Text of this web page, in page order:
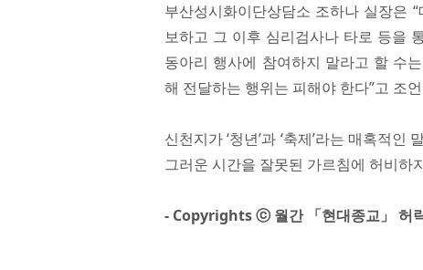
부산성시화이단상담소 조하나 실장은
보하고 그 이후 심리검사나 타로 등을
동아리 행사에 참여하지 말라고 할 수
해 전달하는 행위는 피해야 한다”고 조
신천지가 ‘청년’과 ‘축제’라는 매혹적
그러운 시간을 잘못된 가르침에 허비하
- Copyrights ⓒ 월간 「현대종교」 허